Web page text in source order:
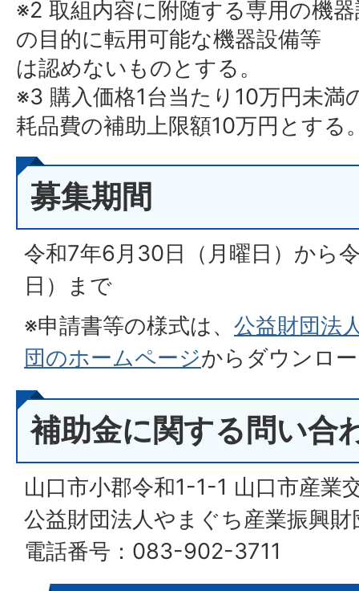
※2 取組内容に附随する専用の機
の目的に転用可能な機器設備等
は認めないものとする。
※3 購入価格1台当たり10万円未満
耗品費の補助上限額10万円とする
募集期間
令和7年6月30日（月曜日）から
日）まで
※申請書等の様式は、 公益財団法
団のホームページからダウンロ
補助金に関する問い合
山口市小郡令和1-1-1 山口市産業
公益財団法人やまぐち産業振興
電話番号：083-902-3711